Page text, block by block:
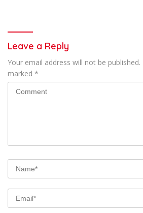
Leave a Reply
Your email address will not be published.
marked *